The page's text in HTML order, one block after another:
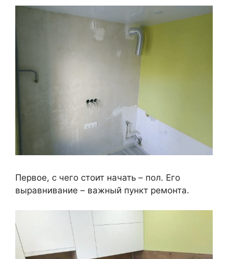
Первое, с чего стоит начать – пол. Его
выравнивание – важный пункт ремонта.